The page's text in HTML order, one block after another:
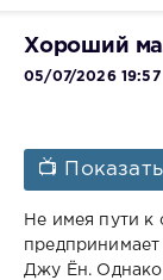
Хороший
05/07/2026 19:57
📺
Не имея пути
Джу Ён. Однако